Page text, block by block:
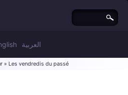
العربية
» Les vendredis du passé